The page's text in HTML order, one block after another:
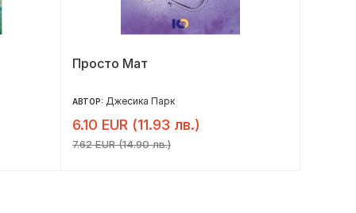
Просто Мат
АВТОР: Джесика Парк
6.10 EUR (11.93 лв.)
7.62 EUR (14.90 лв.)